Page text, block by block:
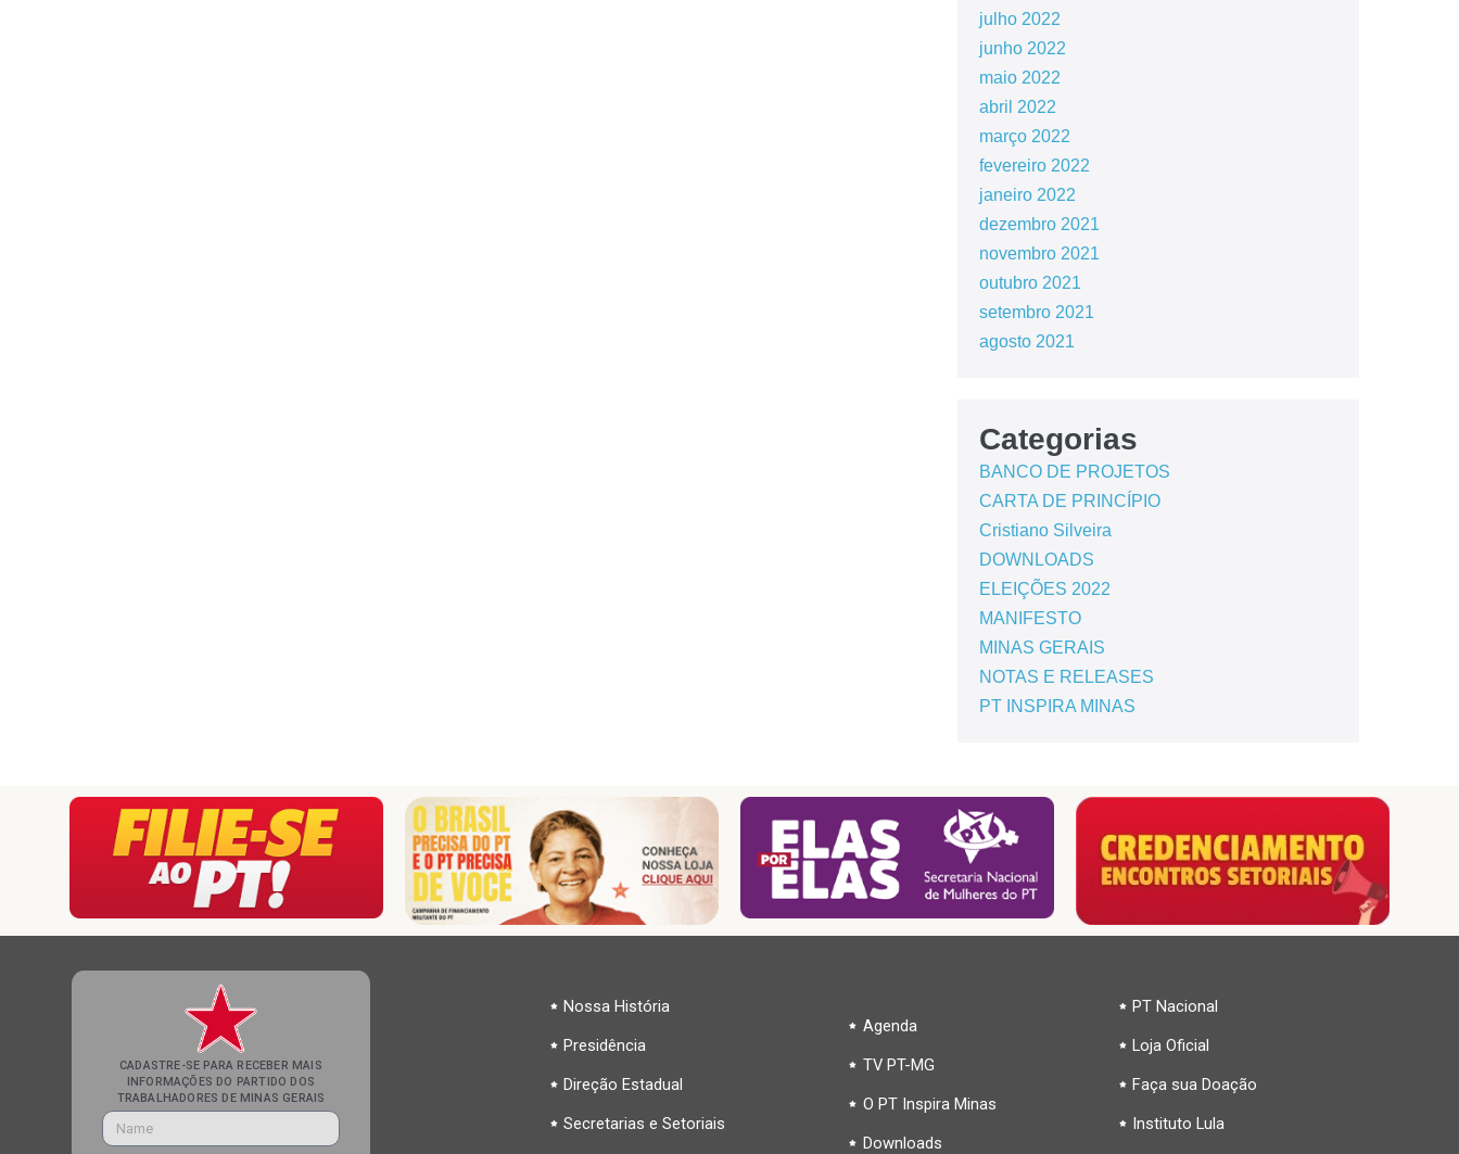
julho 2022
junho 2022
maio 2022
abril 2022
março 2022
fevereiro 2022
janeiro 2022
dezembro 2021
novembro 2021
outubro 2021
setembro 2021
agosto 2021
Categorias
BANCO DE PROJETOS
CARTA DE PRINCÍPIO
Cristiano Silveira
DOWNLOADS
ELEIÇÕES 2022
MANIFESTO
MINAS GERAIS
NOTAS E RELEASES
PT INSPIRA MINAS
CADASTRE-SE PARA RECEBER MAIS
INFORMAÇÕES DO PARTIDO DOS
TRABALHADORES DE MINAS GERAIS
Nossa História
Presidência
Direção Estadual
Secretarias e Setoriais
Agenda
TV PT-MG
O PT Inspira Minas
Downloads
PT Nacional
Loja Oficial
Faça sua Doação
Instituto Lula